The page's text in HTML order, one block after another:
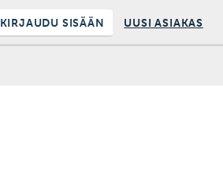
KIRJAUDU SISÄÄN UUSI ASIAKAS